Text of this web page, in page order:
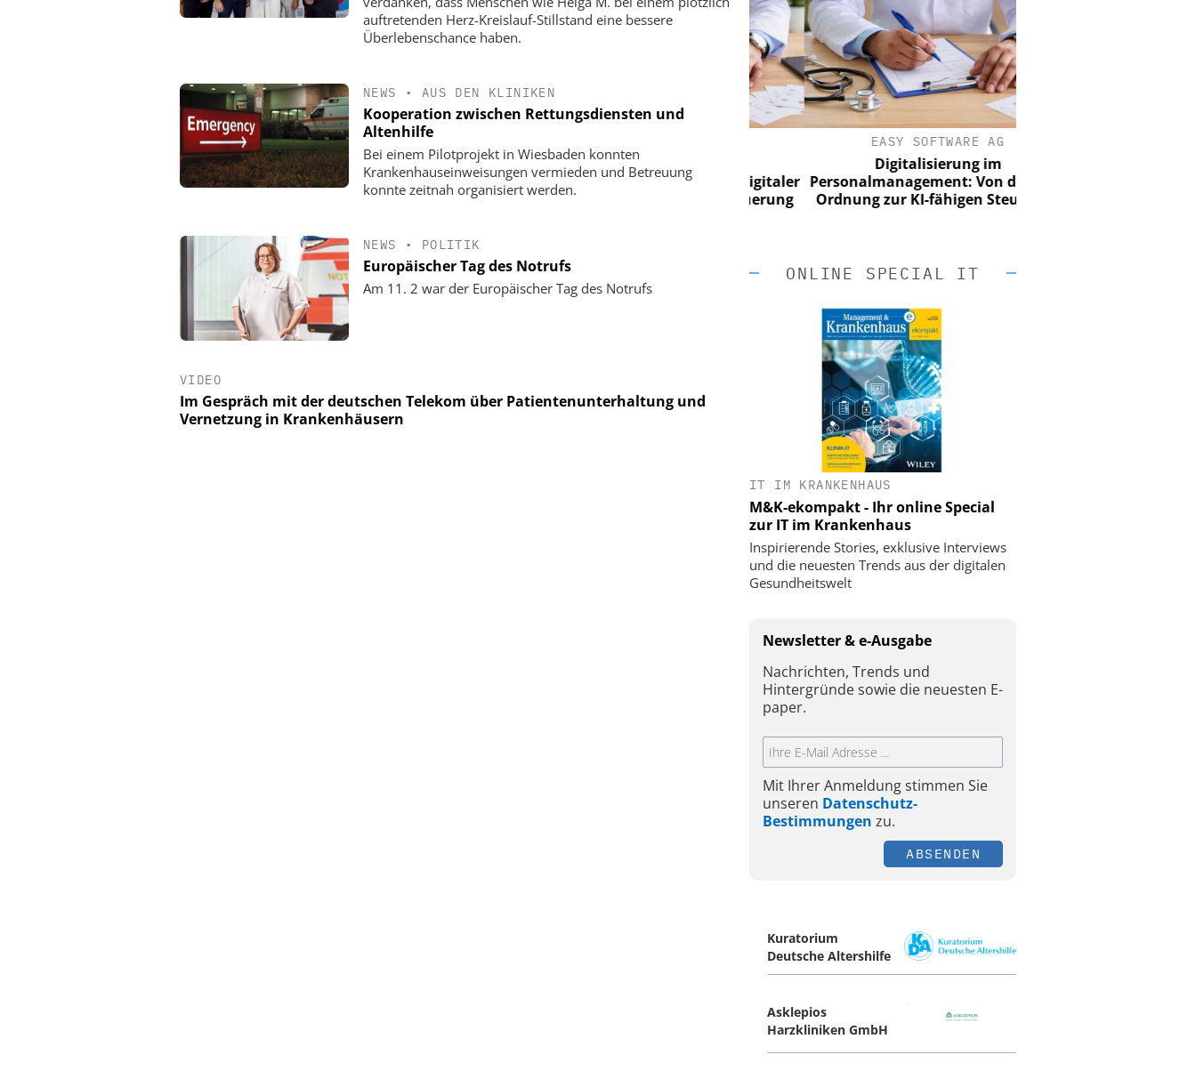
auftretenden Herz-Kreislauf-Stillstand eine bessere
Überlebenschance haben.
NEWS • AUS DEN KLINIKEN
Kooperation zwischen Rettungsdiensten und
Altenhilfe
Bei einem Pilotprojekt in Wiesbaden konnten
Krankenhauseinweisungen vermieden und Betreuung
konnte zeitnah organisiert werden.
NEWS • POLITIK
Europäischer Tag des Notrufs
Am 11. 2 war der Europäischer Tag des Notrufs
VIDEO
Im Gespräch mit der deutschen Telekom über Patientenunterhaltung und
Vernetzung in Krankenhäusern
EASY SOFTWARE AG
Digitalisierung im
Personalmanagement: Von digitaler
Ordnung zur KI-fähigen Steuerung
Digitalisierung im
Personalmanagement: Von digitaler
Ordnung zur KI-fähigen Steuerung
EASY SOFTWARE AG
Digitalisierung im
Personalmanagement: Von digitaler
Ordnung zur KI-fähigen Steuerung
ONLINE SPECIAL IT
IT IM KRANKENHAUS
M&K-ekompakt - Ihr online Special
zur IT im Krankenhaus
Inspirierende Stories, exklusive Interviews
und die neuesten Trends aus der digitalen
Gesundheitswelt
Newsletter & e-Ausgabe
Nachrichten, Trends und
Hintergründe sowie die neuesten E-
paper.
Mit Ihrer Anmeldung stimmen Sie
unseren Datenschutz-
Bestimmungen zu.
ABSENDEN
Kuratorium
Deutsche Altershilfe
Asklepios
Harzkliniken GmbH